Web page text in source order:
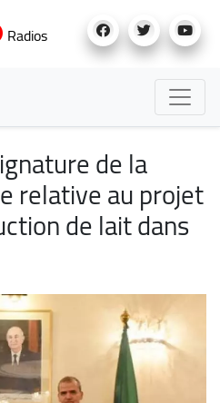
au
Radios
de la
relative au projet
de lait dans